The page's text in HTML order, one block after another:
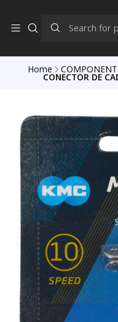
Home
CONECTOR DE